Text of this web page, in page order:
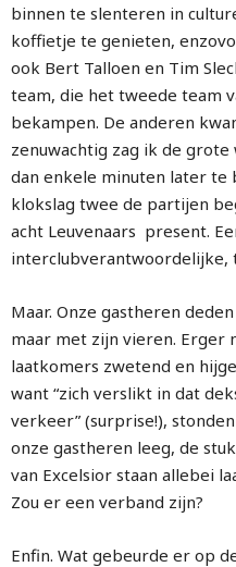
binnen te slenteren in
koffietje te genieten,
ook Bert Talloen en Tim
team, die het tweede team
bekampen. De anderen
zenuwachtig zag ik de
dan enkele minuten later
klokslag twee de partijen
acht Leuvenaars present.
interclubverantwoordelijke,
Maar. Onze gastheren
maar met zijn vieren. Erger
laatkomers zwetend en
want “zich verslikt in dat
verkeer” (surprise!),
onze gastheren leeg, de
van Excelsior staan allebei
Zou er een verband zijn?
Enfin. Wat gebeurde er op